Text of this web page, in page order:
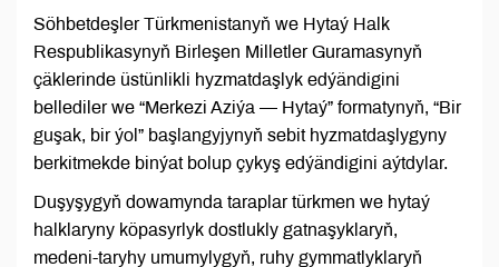
Söhbetdeşler Türkmenistanyň we Hytaý Halk
Respublikasynyň Birleşen Milletler Guramasynyň
çäklerinde üstünlikli hyzmatdaşlyk edýändigini
bellediler we “Merkezi Aziýa — Hytaý” formatynyň, “Bir
guşak, bir ýol” başlangyjynyň sebit hyzmatdaşlygyny
berkitmekde binýat bolup çykyş edýändigini aýtdylar.
Duşyşygyň dowamynda taraplar türkmen we hytaý
halklaryny köpasyrlyk dostlukly gatnaşyklaryň,
medeni-taryhy umumylygyň, ruhy gymmatlyklaryň